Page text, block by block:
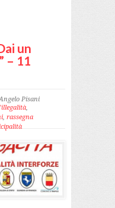
un
– 11
Pisani
,
, rassegna